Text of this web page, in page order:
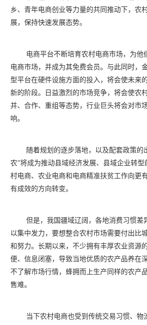
乡、青年电商创业等力量的共同推动下，农
展，保持快速发展态势。
电商平台不断培育农村电商市场，为他
电商市场，并成为其免费会员。与此同时，
型平台在硬件设施方面的投入，将会使未来
新的阶段。日益激烈的市场竞争，将会使农
并、合作、重组等态势，行业巨头将会对市
响。
随着规划的逐步落地，以及配套政策的
农”将成为推动县域经济发展、县域企业转
村电商、农业电商和电商精准扶贫工作向更
有成效的方向转变。
但是，我国疆域辽阔，各地消费习惯差
以集中发力，要想整合农村市场需要付出比
和努力。长期以来，不少拥有丰厚农业资源
便、信息闭塞，导致当地优质的农产品养在
不了解市场行情，蜂拥而上生产同样的农产
售难。
当下农村电商也受到传统交易习惯、物